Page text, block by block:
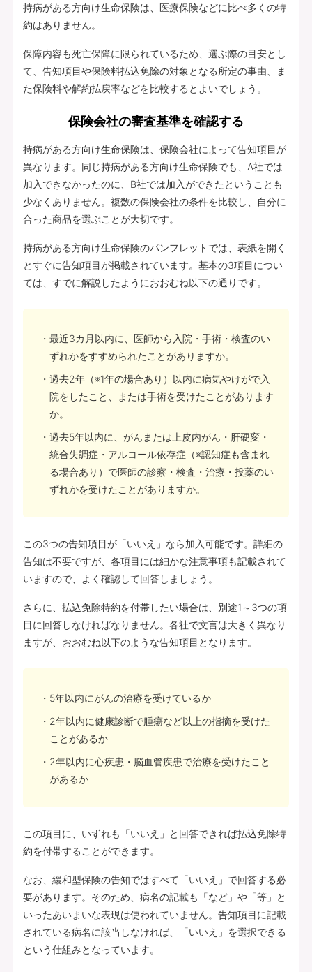
持病がある方向け生命保険は、医療保険などに比べ多くの特
約はありません。
保障内容も死亡保障に限られているため、選ぶ際の目安とし
て、告知項目や保険料払込免除の対象となる所定の事由、ま
た保険料や解約払戻率などを比較するとよいでしょう。
保険会社の審査基準を確認する
持病がある方向け生命保険は、保険会社によって告知項目が
異なります。同じ持病がある方向け生命保険でも、A社では
加入できなかったのに、B社では加入ができたということも
少なくありません。複数の保険会社の条件を比較し、自分に
合った商品を選ぶことが大切です。
持病がある方向け生命保険のパンフレットでは、表紙を開く
とすぐに告知項目が掲載されています。基本の3項目につい
ては、すでに解説したようにおおむね以下の通りです。
最近3カ月以内に、医師から入院・手術・検査のい
ずれかをすすめられたことがありますか。
過去2年（※1年の場合あり）以内に病気やけがで入
院をしたこと、または手術を受けたことがあります
か。
過去5年以内に、がんまたは上皮内がん・肝硬変・
統合失調症・アルコール依存症（※認知症も含まれ
る場合あり）で医師の診察・検査・治療・投薬のい
ずれかを受けたことがありますか。
この3つの告知項目が「いいえ」なら加入可能です。詳細の
告知は不要ですが、各項目には細かな注意事項も記載されて
いますので、よく確認して回答しましょう。
さらに、払込免除特約を付帯したい場合は、別途1～3つの項
目に回答しなければなりません。各社で文言は大きく異なり
ますが、おおむね以下のような告知項目となります。
5年以内にがんの治療を受けているか
2年以内に健康診断で腫瘍など以上の指摘を受けた
ことがあるか
2年以内に心疾患・脳血管疾患で治療を受けたこと
があるか
この項目に、いずれも「いいえ」と回答できれば払込免除特
約を付帯することができます。
なお、緩和型保険の告知ではすべて「いいえ」で回答する必
要があります。そのため、病名の記載も「など」や「等」と
いったあいまいな表現は使われていません。告知項目に記載
されている病名に該当しなければ、「いいえ」を選択できる
という仕組みとなっています。